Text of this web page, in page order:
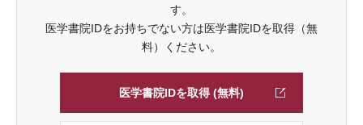
す。
医学書院IDをお持ちでない方は医学書院IDを取得（無
料）ください。
医学書院IDを取得 (無料)